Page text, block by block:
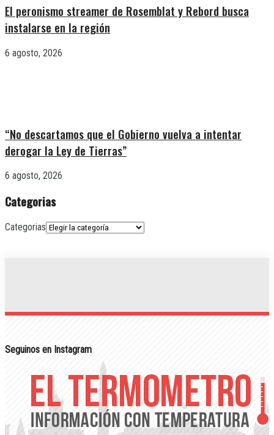
El peronismo streamer de Rosemblat y Rebord busca
instalarse en la región
6 agosto, 2026
“No descartamos que el Gobierno vuelva a intentar
derogar la Ley de Tierras”
6 agosto, 2026
Categorias
Categorias
Seguinos en Instagram